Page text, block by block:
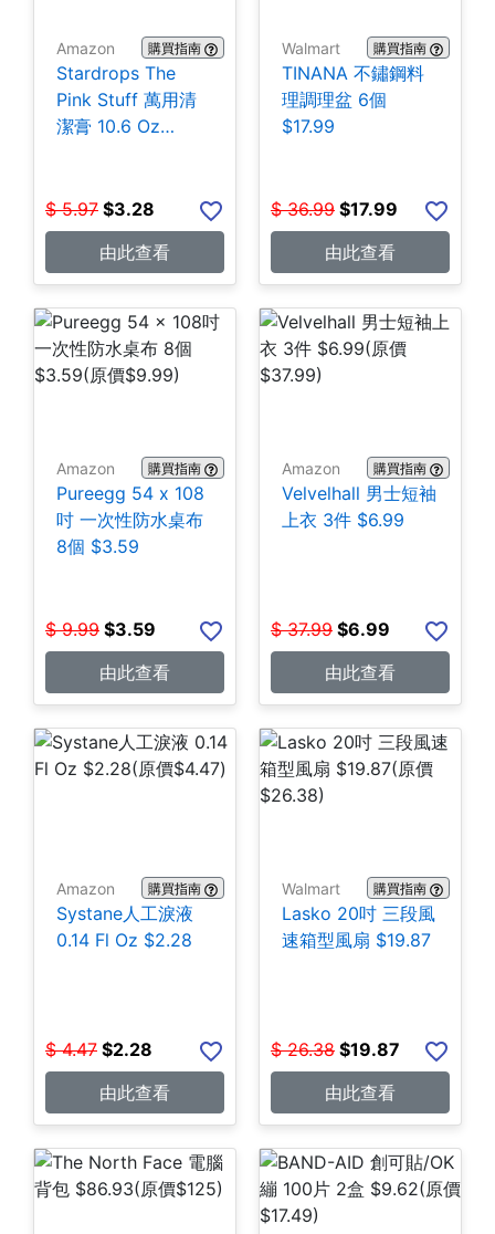
Amazon 購買指南
Stardrops The
Pink Stuff 萬用清
潔膏 10.6 Oz
$ 5.97 $3.28
由此查看
Walmart 購買指南
TINANA 不鏽鋼料
理調理盆 6個
$17.99
$ 36.99 $17.99
由此查看
Amazon 購買指南
Pureegg 54 x 108
吋 一次性防水桌布
8個 $3.59
$ 9.99 $3.59
由此查看
Amazon 購買指南
Velvelhall 男士短袖
上衣 3件 $6.99
$ 37.99 $6.99
由此查看
Amazon 購買指南
Systane人工淚液
0.14 Fl Oz $2.28
$ 4.47 $2.28
由此查看
Walmart 購買指南
Lasko 20吋 三段風
速箱型風扇 $19.87
$ 26.38 $19.87
由此查看